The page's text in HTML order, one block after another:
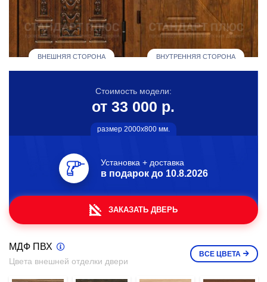
ВНЕШНЯЯ СТОРОНА ВНУТРЕННЯЯ СТОРОНА
Стоимость модели:
от 33 000 р.
размер 2000х800 мм.
Установка + доставка
в подарок до 10.8.2026
ЗАКАЗАТЬ ДВЕРЬ
МДФ ПВХ
Цвета внешней отделки двери
ВСЕ ЦВЕТА